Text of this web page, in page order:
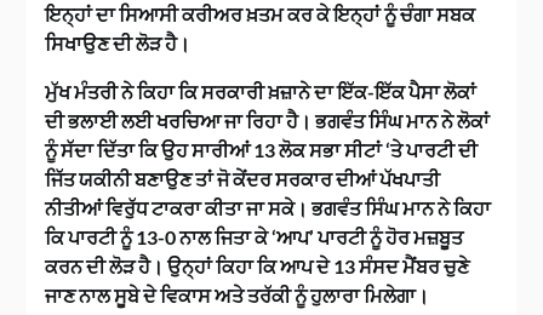
ਇਨ੍ਹਾਂ ਦਾ ਸਿਆਸੀ ਕਰੀਅਰ ਖ਼ਤਮ ਕਰ ਕੇ ਇਨ੍ਹਾਂ ਨੂੰ ਚੰਗਾ ਸਬਕ
ਸਿਖਾਉਣ ਦੀ ਲੋੜ ਹੈ।
ਮੁੱਖ ਮੰਤਰੀ ਨੇ ਕਿਹਾ ਕਿ ਸਰਕਾਰੀ ਖ਼ਜ਼ਾਨੇ ਦਾ ਇੱਕ-ਇੱਕ ਪੈਸਾ ਲੋਕਾਂ
ਦੀ ਭਲਾਈ ਲਈ ਖਰਚਿਆ ਜਾ ਰਿਹਾ ਹੈ। ਭਗਵੰਤ ਸਿੰਘ ਮਾਨ ਨੇ ਲੋਕਾਂ
ਨੂੰ ਸੱਦਾ ਦਿੱਤਾ ਕਿ ਉਹ ਸਾਰੀਆਂ 13 ਲੋਕ ਸਭਾ ਸੀਟਾਂ ‘ਤੇ ਪਾਰਟੀ ਦੀ
ਜਿੱਤ ਯਕੀਨੀ ਬਣਾਉਣ ਤਾਂ ਜੋ ਕੇਂਦਰ ਸਰਕਾਰ ਦੀਆਂ ਪੱਖਪਾਤੀ
ਨੀਤੀਆਂ ਵਿਰੁੱਧ ਟਾਕਰਾ ਕੀਤਾ ਜਾ ਸਕੇ। ਭਗਵੰਤ ਸਿੰਘ ਮਾਨ ਨੇ ਕਿਹਾ
ਕਿ ਪਾਰਟੀ ਨੂੰ 13-0 ਨਾਲ ਜਿਤਾ ਕੇ ‘ਆਪ’ ਪਾਰਟੀ ਨੂੰ ਹੋਰ ਮਜ਼ਬੂਤ
ਕਰਨ ਦੀ ਲੋੜ ਹੈ। ਉਨ੍ਹਾਂ ਕਿਹਾ ਕਿ ਆਪ ਦੇ 13 ਸੰਸਦ ਮੈਂਬਰ ਚੁਣੇ
ਜਾਣ ਨਾਲ ਸੂਬੇ ਦੇ ਵਿਕਾਸ ਅਤੇ ਤਰੱਕੀ ਨੂੰ ਹੁਲਾਰਾ ਮਿਲੇਗਾ।